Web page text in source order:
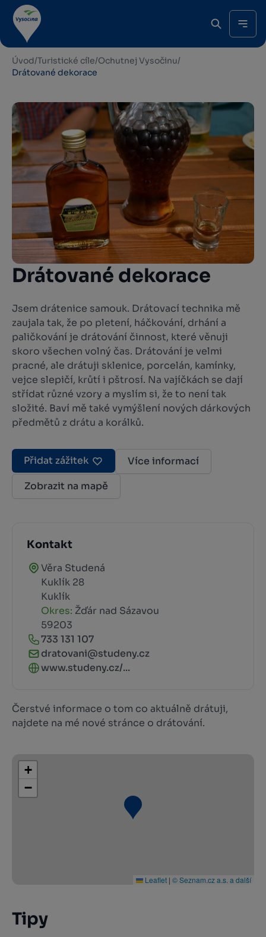
Úvod/Turistické cíle/Ochutnej Vysočinu/
Drátované dekorace
Drátované dekorace
Jsem drátenice samouk. Drátovací technika mě
zaujala tak, že po pletení, háčkování, drhání a
paličkování je drátování činnost, které věnuji
skoro všechen volný čas. Drátování je velmi
pracné, ale drátuji sklenice, porcelán, kamínky,
vejce slepičí, krůtí i pštrosí. Na vajíčkách se dají
střídat různé vzory a myslím si, že to není tak
složité. Baví mě také vymýšlení nových dárkových
předmětů z drátu a korálků.
Přidat zážitek
Více informací
Zobrazit na mapě
Kontakt
Věra Studená
Kuklík 28
Kuklík
Okres: Žďár nad Sázavou
59203
733 131 107
dratovani@studeny.cz
www.studeny.cz/...
Čerstvé informace o tom co aktuálně drátuji,
najdete na mé nové stránce o drátování.
+
−
Leaflet | © Seznam.cz a.s. a další
Tipy